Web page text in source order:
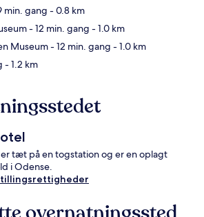
min. gang - 0.8 km
- 12 min. gang - 1.0 km
Museum- 12 min. gang - 1.0 km
- 1.2 km
tæt på en togstation og er en oplagt
i Odense.